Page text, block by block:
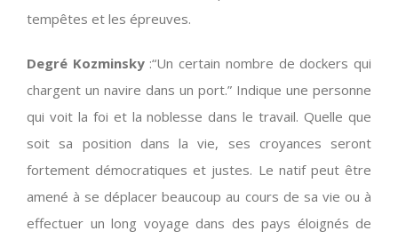
tempêtes et les épreuves.
Degré Kozminsky:“Un certain nombre de dockers qui
chargent un navire dans un port.” Indique une personne
qui voit la foi et la noblesse dans le travail. Quelle que
soit sa position dans la vie, ses croyances seront
fortement démocratiques et justes. Le natif peut être
amené à se déplacer beaucoup au cours de sa vie ou à
effectuer un long voyage dans des pays éloignés de